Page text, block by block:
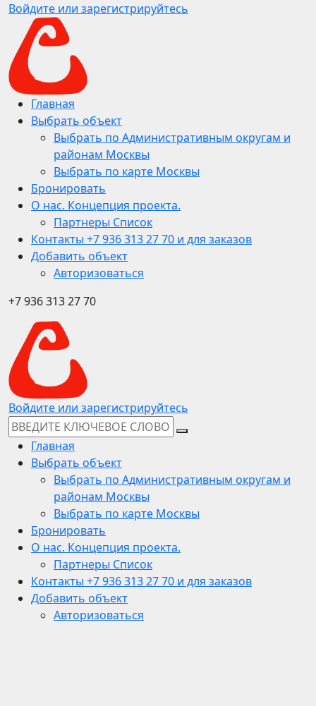
Войдите или зарегистрируйтесь
Главная
Выбрать объект
Выбрать по Административным округам и
районам Москвы
Выбрать по карте Москвы
Бронировать
О нас. Концепция проекта.
Партнеры Список
Контакты +7 936 313 27 70 и для заказов
Добавить объект
Авторизоваться
+7 936 313 27 70
Войдите или зарегистрируйтесь
Главная
Выбрать объект
Выбрать по Административным округам и
районам Москвы
Выбрать по карте Москвы
Бронировать
О нас. Концепция проекта.
Партнеры Список
Контакты +7 936 313 27 70 и для заказов
Добавить объект
Авторизоваться